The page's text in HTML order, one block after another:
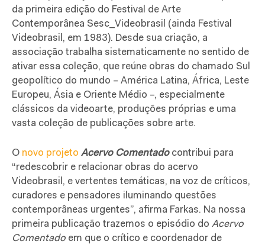
da primeira edição do Festival de Arte
Contemporânea Sesc_Videobrasil (ainda Festival
Videobrasil, em 1983). Desde sua criação, a
associação trabalha sistematicamente no sentido de
ativar essa coleção, que reúne obras do chamado Sul
geopolítico do mundo – América Latina, África, Leste
Europeu, Ásia e Oriente Médio –, especialmente
clássicos da videoarte, produções próprias e uma
vasta coleção de publicações sobre arte.
O novo projeto Acervo Comentadocontribui para
“redescobrir e relacionar obras do acervo
Videobrasil, e vertentes temáticas, na voz de críticos,
curadores e pensadores iluminando questões
contemporâneas urgentes”, afirma Farkas. Na nossa
primeira publicação trazemos o episódio do Acervo
Comentado em que o crítico e coordenador de